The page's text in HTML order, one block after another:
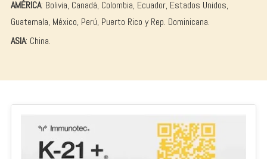
AMÉRICA: Bolivia, Canadá, Colombia, Ecuador, Estados Unidos,
Guatemala, México, Perú, Puerto Rico y Rep. Dominicana.
ASIA: China.